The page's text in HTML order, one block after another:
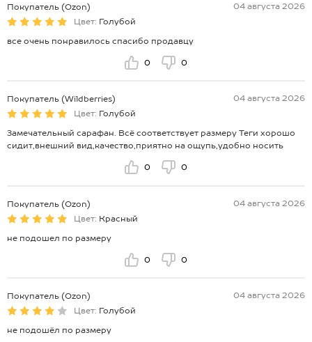
Покупатель (Ozon)
04 августа 2026
Цвет: Голубой
все очень понравилось спасибо продавцу
0 0
Покупатель (Wildberries)
04 августа 2026
Цвет: Голубой
Замечательный сарафан. Всё соответствует размеру Теги хорошо
сидит,внешний вид,качество,приятно на ощупь,удобно носить
0 0
Покупатель (Ozon)
04 августа 2026
Цвет: Красный
не подошел по размеру
0 0
Покупатель (Ozon)
04 августа 2026
Цвет: Голубой
не подошёл по размеру